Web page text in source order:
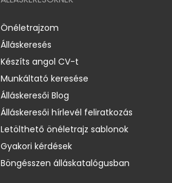
Önéletrajzom
Álláskeresés
Készíts angol CV-t
Munkáltató keresése
Álláskeresői Blog
Álláskeresői hírlevél feliratkozás
Letölthető önéletrajz sablonok
Gyakori kérdések
Böngésszen álláskatalógusban